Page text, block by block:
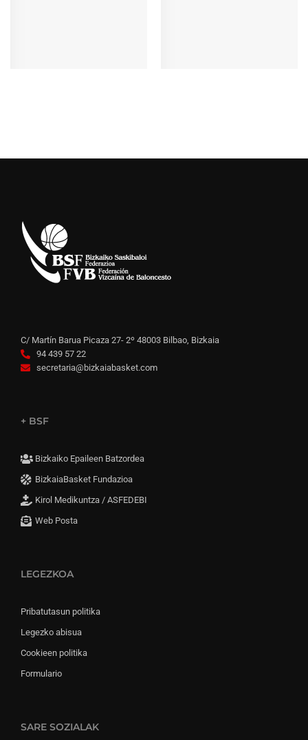
C/ Martín Barua Picaza 27- 2º 48003 Bilbao, Bizkaia
94 439 57 22
secretaria@bizkaiabasket.com
+ BSF
Bizkaiko Epaileen Batzordea
BizkaiaBasket Fundazioa
Kirol Medikuntza / ASFEDEBI
Web Posta
LEGEZKOA
Pribatutasun politika
Legezko abisua
Cookieen politika
Formulario
SARE SOZIALAK